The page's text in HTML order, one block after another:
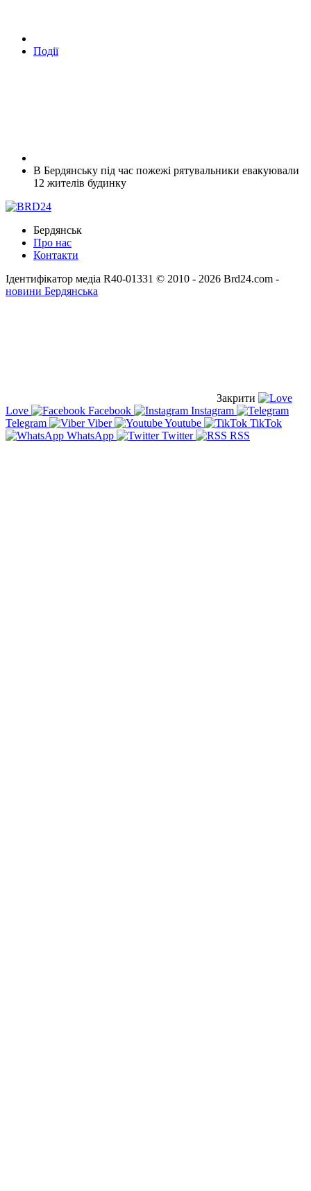
Події
В Бердянську під час пожежі рятувальники евакуювали
12 жителів будинку
Бердянськ
Про нас
Контакти
Ідентифікатор медіа R40-01331 © 2010 - 2026 Brd24.com -
новини Бердянська
Закрити
Love
Facebook
Instagram
Telegram
Viber Youtube
TikTok
WhatsApp
Twitter RSS